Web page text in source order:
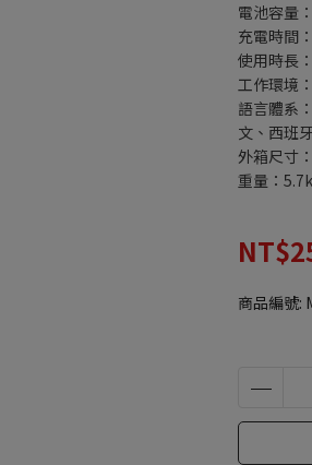
電池容量
充電時間
使用時長
工作環境
語言體系
文、西班
外箱尺寸
重量：
商品編號: